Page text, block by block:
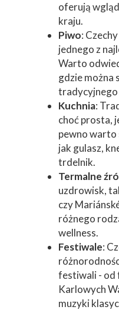
oferują
kraju.
Piwo:
jednego z
Warto
gdzie można
tradycyjnego
Kuchnia:
choć prosta,
pewno warto
jak gulasz,
trdelnik.
Termalne
uzdrowisk,
czy
różnego
wellness.
Festiwale:
festiwali - od
Karlowych
muzyki